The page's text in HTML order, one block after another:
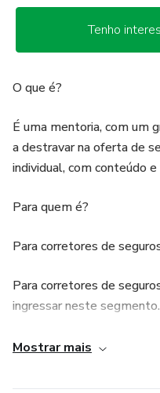
Tenho
O que é?
É uma mentoria, com um
a destravar na oferta de
individual, com conteúdo
Para quem é?
Para corretores de
Para corretores de
ingressar neste segmento.
Para corretores de
Mostrar mais